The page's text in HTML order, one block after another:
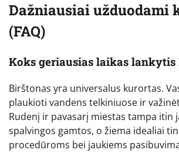
Dažniausiai užduodami
(FAQ)
Koks geriausias laikas lankytis
Birštonas yra universalus kurortas.
plaukioti vandens telkiniuose ir
Rudenį ir pavasarį miestas tampa itin
spalvingos gamtos, o žiema idealiai
procedūroms bei jaukiems